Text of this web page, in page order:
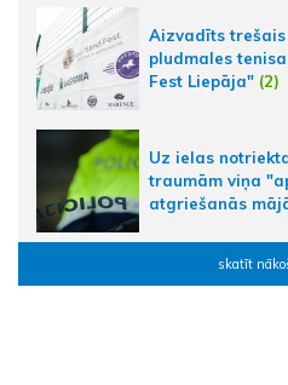
Aizvadīts trešais
pludmales
Fest Liepāja" (2)
Uz ielas
traumām viņa
atgriešanās
skatīt